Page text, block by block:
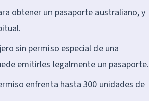
obtener un pasaporte australiano, y
sin permiso especial de una
emitirles legalmente un pasaporte.
enfrenta hasta 300 unidades de